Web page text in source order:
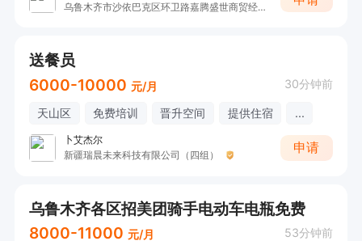
乌鲁木齐市沙依巴克区环卫路嘉腾盛世商贸经营部
送餐员
6000-10000 元/月 30分钟前
天山区 免费培训 晋升空间 提供住宿 ...
卜艾杰尔
新疆瑞晨未来科技有限公司（四组）
申请
乌鲁木齐各区招美团骑手电动车电瓶免费
8000-11000 元/月 53分钟前